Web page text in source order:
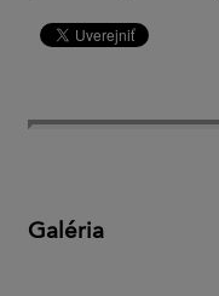
Galéria